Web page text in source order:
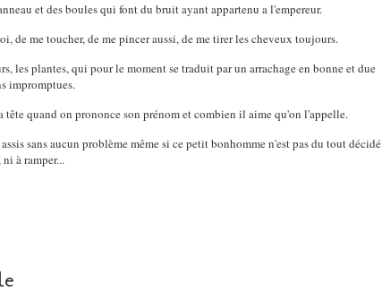
et des boules qui font du bruit ayant appartenu a l'empereur.
de me toucher, de me pincer aussi, de me tirer les cheveux toujours.
les plantes, qui pour le moment se traduit par un arrachage en bonne et due
impromptues.
quand on prononce son prénom et combien il aime qu'on l'appelle.
sans aucun problème même si ce petit bonhomme n'est pas du tout décidé
à ramper...